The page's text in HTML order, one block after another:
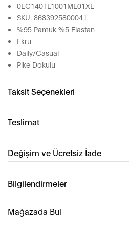
0EC140TL1001ME01XL
SKU: 8683925800041
%95 Pamuk %5 Elastan
Ekru
Daily/Casual
Pike Dokulu
Taksit Seçenekleri
Teslimat
Değişim ve Ücretsiz İade
Bilgilendirmeler
Mağazada Bul